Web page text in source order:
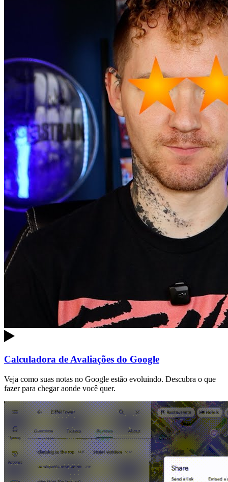
Calculadora de Avaliações do Google
Veja como suas notas no Google estão evoluindo. Descubra o que
fazer para chegar aonde você quer.